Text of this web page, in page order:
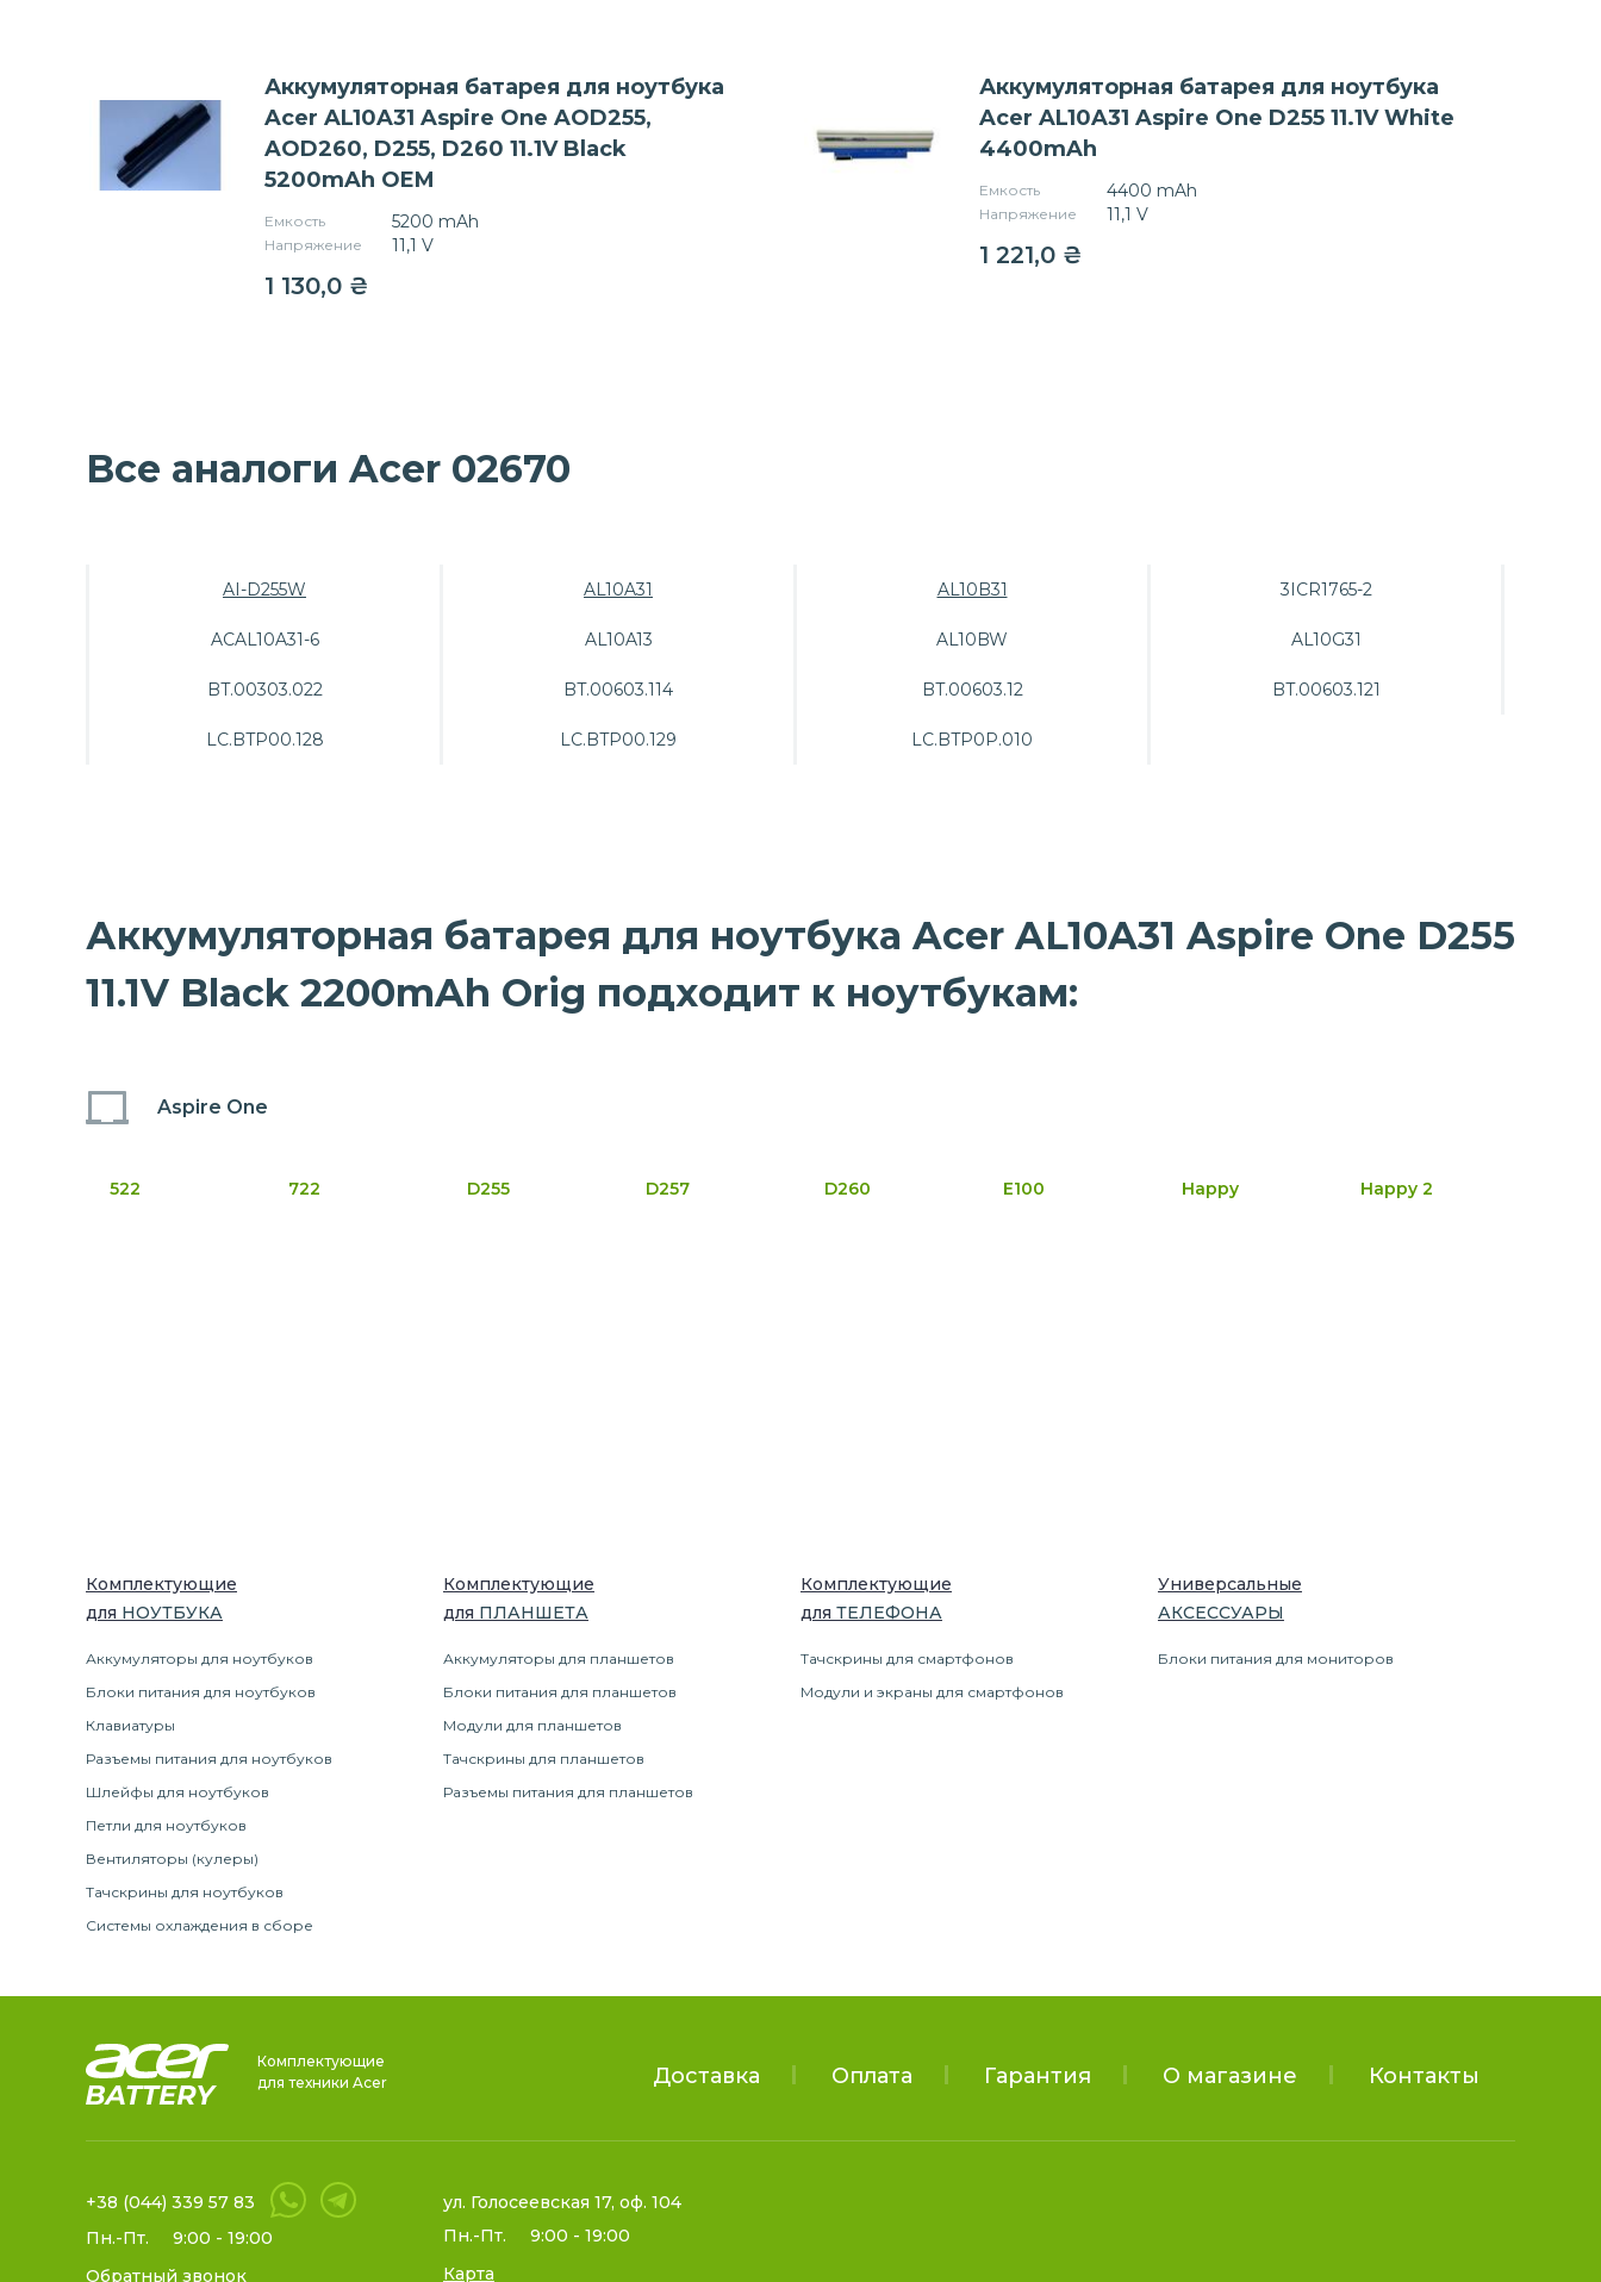
Аккумуляторная батарея для ноутбука
Acer AL10A31 Aspire One AOD255,
AOD260, D255, D260 11.1V Black
5200mAh OEM
Емкость 5200 mAh
Напряжение 11,1 V
1 130,0 ₴
Аккумуляторная батарея для ноутбука
Acer AL10A31 Aspire One D255 11.1V White
4400mAh
Емкость 4400 mAh
Напряжение 11,1 V
1 221,0 ₴
Все аналоги Acer 02670
AI-D255W AL10A31 AL10B31 3ICR1765-2
ACAL10A31-6 AL10A13 AL10BW AL10G31
BT.00303.022 BT.00603.114 BT.00603.12 BT.00603.121
LC.BTP00.128 LC.BTP00.129 LC.BTP0P.010
Аккумуляторная батарея для ноутбука Acer AL10A31 Aspire One D255
11.1V Black 2200mAh Orig подходит к ноутбукам:
Aspire One
522 722 D255 D257 D260 E100 Happy Happy 2
Комплектующие
для НОУТБУКА
Аккумуляторы для ноутбуков
Блоки питания для ноутбуков
Клавиатуры
Разъемы питания для ноутбуков
Шлейфы для ноутбуков
Петли для ноутбуков
Вентиляторы (кулеры)
Тачскрины для ноутбуков
Системы охлаждения в сборе
Комплектующие
для ПЛАНШЕТА
Аккумуляторы для планшетов
Блоки питания для планшетов
Модули для планшетов
Тачскрины для планшетов
Разъемы питания для планшетов
Комплектующие
для ТЕЛЕФОНА
Тачскрины для смартфонов
Модули и экраны для смартфонов
Универсальные
АКСЕССУАРЫ
Блоки питания для мониторов
Комплектующие
для техники Acer
Доставка Оплата Гарантия О магазине Контакты
+38 (044) 339 57 83
Пн.-Пт.
9:00 - 19:00
Обратный звонок
ул. Голосеевская 17, оф. 104
Пн.-Пт.
9:00 - 19:00
Карта